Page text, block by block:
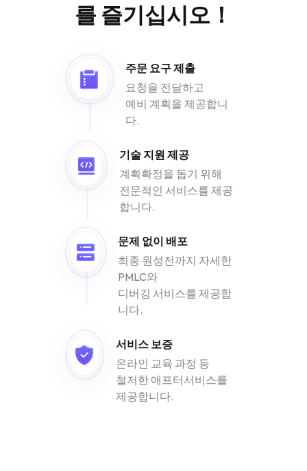
를 즐기십시오！
주문 요구 제출
요청을 전달하고
예비 계획을 제공합니
다.
기술 지원 제공
계획확정을 돕기 위해
전문적인 서비스를 제공
합니다.
문제 없이 배포
최종 원성전까지 자세한
PMLC와
디버깅 서비스를 제공합
니다.
서비스 보증
온라인 교육 과정 등
철저한 애프터서비스를
제공합니다.